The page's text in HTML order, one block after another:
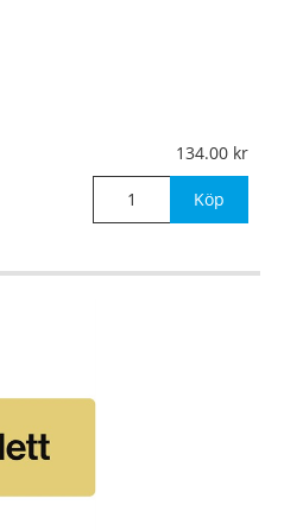
aluminium, 1mm (plan)
134.00
Köp